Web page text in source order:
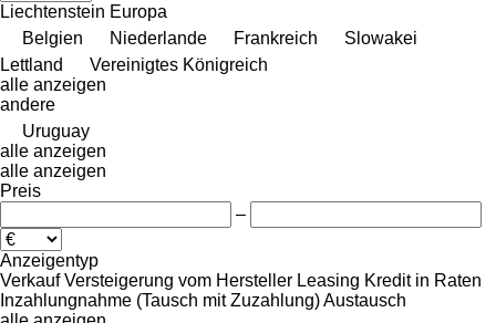
Liechtenstein Europa
Belgien
Niederlande Frankreich
Slowakei
Lettland
Vereinigtes Königreich
alle anzeigen
andere
Uruguay
alle anzeigen
alle anzeigen
Preis
–
Anzeigentyp
Verkauf Versteigerung vom Hersteller Leasing Kredit in Raten
Inzahlungnahme (Tausch mit Zuzahlung)Austausch